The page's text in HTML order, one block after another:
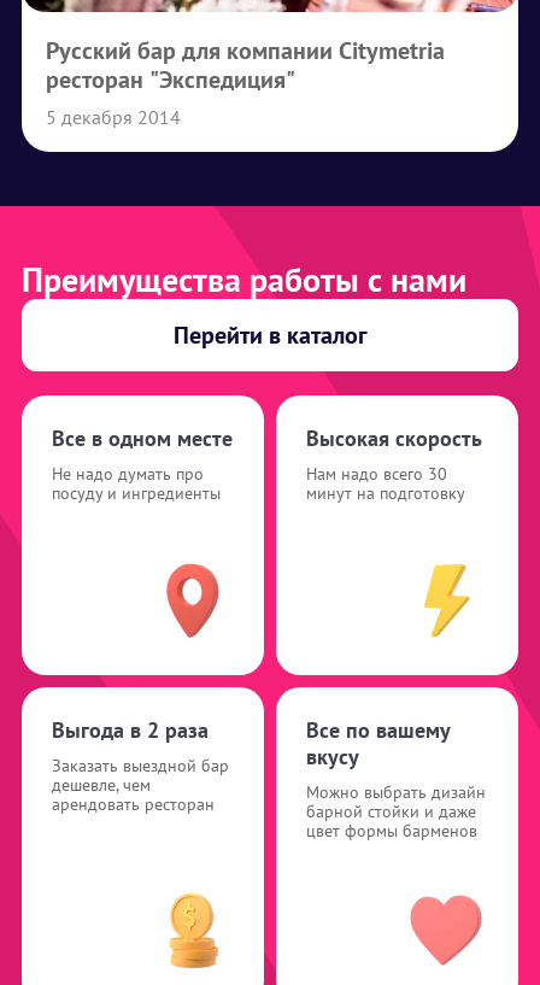
Русский бар для компании Citymetria
ресторан "Экспедиция"
5 декабря 2014
Преимущества работы с нами
Перейти в каталог
Все в одном месте
Не надо думать про
посуду и ингредиенты
Высокая скорость
Нам надо всего 30
минут на подготовку
Выгода в 2 раза
Заказать выездной бар
дешевле, чем
арендовать ресторан
Все по вашему
вкусу
Можно выбрать дизайн
барной стойки и даже
цвет формы барменов